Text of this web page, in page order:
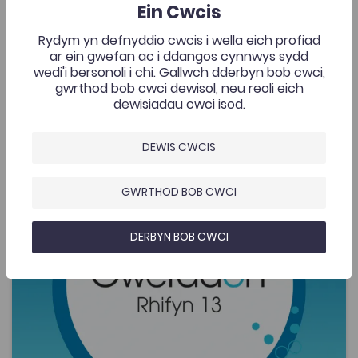
Ychwanegwyd: 03/06/2020 2.1K
Prosiect Ymchwil Llyngyr
llyngyr y rwmen yng Nghymru. Gweithiodd
aelodau CFfI ar draws Cymru i ddarganfod ym mha
ffermydd yr oedd llyngyr y rwmen yn bresennol.
Dyddiad cyhoeddi: 2013
Sharon Huws et al., 'Sicrhau argaeledd
cynnyrch cilgnowyr o'r ansawdd gorau mewn
modd effeithlon' (2013)
Gwyddorau Biolegol
Gwerddon
Gwyddorau Amaethyddol
Adnodd Coleg Cymraeg
Ein Cwcis
Rydym yn defnyddio cwcis i wella eich profiad
ar ein gwefan ac i ddangos cynnwys sydd
wedi'i bersonoli i chi. Gallwch dderbyn bob cwci,
gwrthod bob cwci dewisol, neu reoli eich
dewisiadau cwci isod.
DEWIS CWCIS
GWRTHOD BOB CWCI
DERBYN BOB CWCI